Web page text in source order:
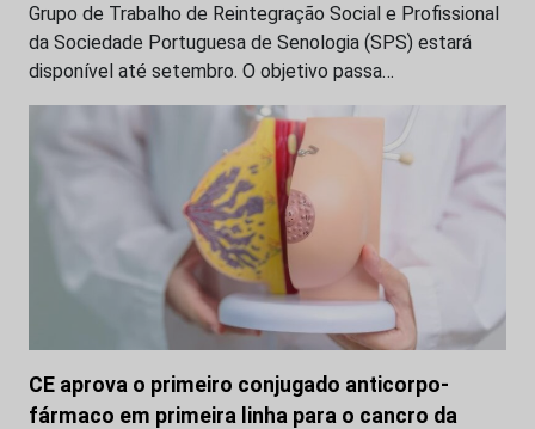
Grupo de Trabalho de Reintegração Social e Profissional
da Sociedade Portuguesa de Senologia (SPS) estará
disponível até setembro. O objetivo passa…
CE aprova o primeiro conjugado anticorpo-
fármaco em primeira linha para o cancro da